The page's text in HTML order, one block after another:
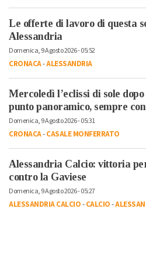
Le offerte di lavoro di questa
Alessandria
Domenica, 9 Agosto 2026 - 05:52
CRONACA-ALESSANDRIA
Mercoledì l’eclissi di sole
punto panoramico, sempre
Domenica, 9 Agosto 2026 - 05:31
CRONACA-CASALE MONFERRATO
Alessandria Calcio: vittoria
contro la Gaviese
Domenica, 9 Agosto 2026 - 05:27
ALESSANDRIA CALCIO-CALCIO-